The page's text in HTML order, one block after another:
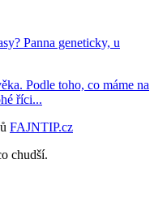
Panna geneticky, u
Podle toho, co máme na
říci...
FAJNTIP.cz
chudší.